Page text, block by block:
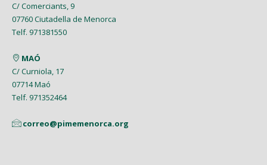
C/ Comerciants, 9
07760 Ciutadella de Menorca
Telf. 971381550
MAÓ
C/ Curniola, 17
07714 Maó
Telf. 971352464
correo@pimemenorca.org